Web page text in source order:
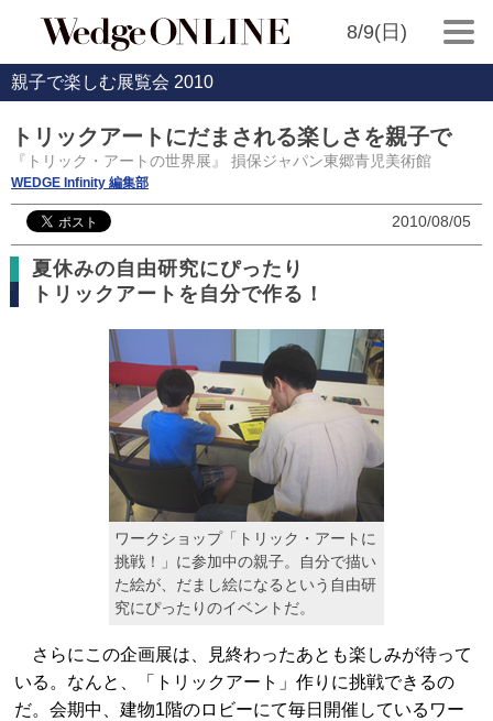
8/9(日)
親子で楽しむ展覧会 2010
トリックアートにだまされる楽しさを親子で
『トリック・アートの世界展』 損保ジャパン東郷青児美術館
WEDGE Infinity 編集部
2010/08/05
夏休みの自由研究にぴったり
トリックアートを自分で作る！
ワークショップ「トリック・アートに
挑戦！」に参加中の親子。自分で描い
た絵が、だまし絵になるという自由研
究にぴったりのイベントだ。
さらにこの企画展は、見終わったあとも楽しみが待って
いる。なんと、「トリックアート」作りに挑戦できるの
だ。会期中、建物1階のロビーにて毎日開催しているワー